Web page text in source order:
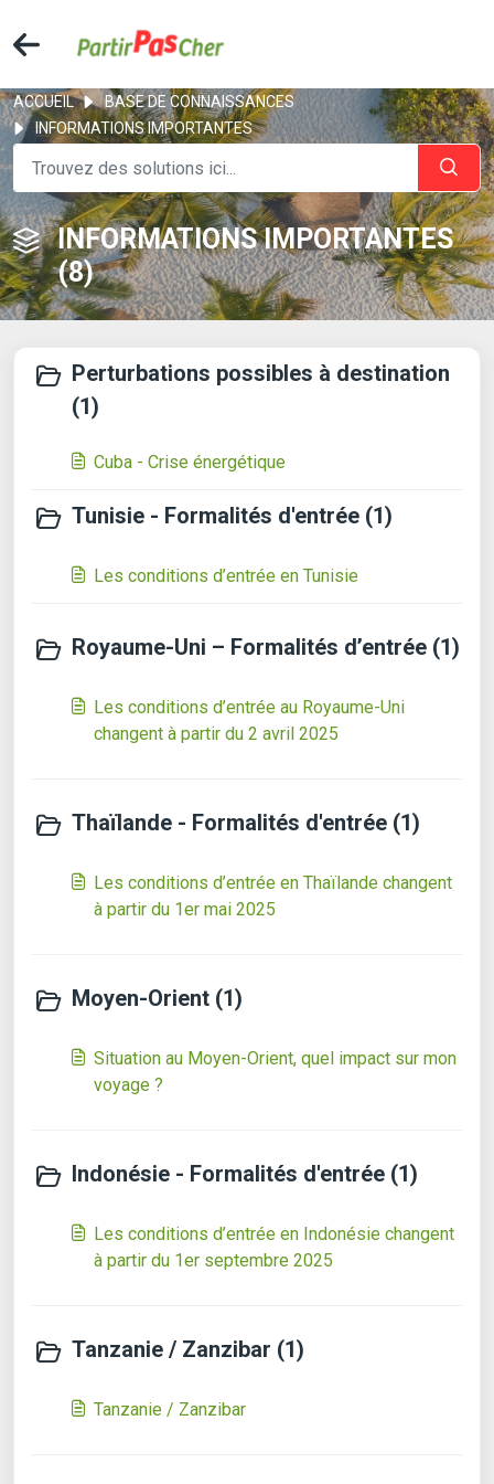
ACCUEIL
BASE DE CONNAISSANCES
INFORMATIONS IMPORTANTES
INFORMATIONS IMPORTANTES
(8)
Perturbations possibles à destination
(1)
Cuba - Crise énergétique
Tunisie - Formalités d'entrée (1)
Les conditions d’entrée en Tunisie
Royaume-Uni – Formalités d’entrée (1)
Les conditions d’entrée au Royaume-Uni
changent à partir du 2 avril 2025
Thaïlande - Formalités d'entrée (1)
Les conditions d’entrée en Thaïlande changent
à partir du 1er mai 2025
Moyen-Orient (1)
Situation au Moyen-Orient, quel impact sur mon
voyage ?
Indonésie - Formalités d'entrée (1)
Les conditions d’entrée en Indonésie changent
à partir du 1er septembre 2025
Tanzanie / Zanzibar (1)
Tanzanie / Zanzibar